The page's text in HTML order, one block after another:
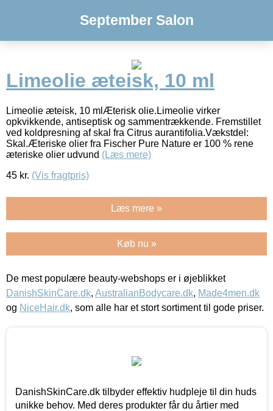
September Salon
Limeolie æteisk, 10 ml
Limeolie æteisk, 10 mlÆterisk olie.Limeolie virker
opkvikkende, antiseptisk og sammentrækkende. Fremstillet
ved koldpresning af skal fra Citrus aurantifolia.Vækstdel:
Skal.Æteriske olier fra Fischer Pure Nature er 100 % rene
æteriske olier udvund (Læs mere)
45 kr. (Vis fragtpris)
Læs mere »
Køb nu »
De mest populære beauty-webshops er i øjeblikket
DanishSkinCare.dk, AustralianBodycare.dk, Made4men.dk
og NiceHair.dk, som alle har et stort sortiment til gode priser.
DanishSkinCare.dk tilbyder effektiv hudpleje til din huds
unikke behov. Med deres produkter får du årtier med